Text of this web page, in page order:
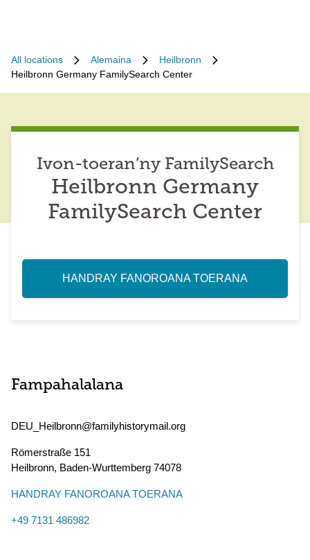
All locations Alemaina
Heilbronn
Heilbronn Germany FamilySearch Center
Ivon-toeran’ny FamilySearch
Heilbronn Germany
FamilySearch Center
HANDRAY FANOROANA TOERANA
Fampahalalana
DEU_Heilbronn@familyhistorymail.org
Römerstraße 151
Heilbronn, Baden-Wurttemberg 74078
HANDRAY FANOROANA TOERANA
+49 7131 486982